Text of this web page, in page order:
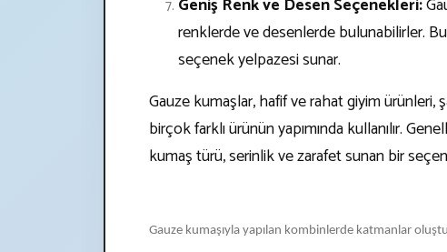
Geniş Renk ve Desen Seçenekleri:
renklerde ve desenlerde bulunabilirler.
seçenek yelpazesi sunar.
Gauze kumaşlar, hafif ve rahat giyim
birçok farklı ürünün yapımında kullanılır.
kumaş türü, serinlik ve zarafet sunan bir
Gauze kumaşıyla yapılan kombinlerde katmanlar